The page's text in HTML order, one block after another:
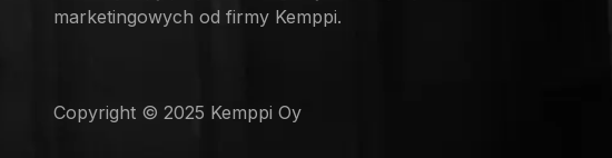
marketingowych od firmy Kemppi.
Copyright © 2025 Kemppi Oy